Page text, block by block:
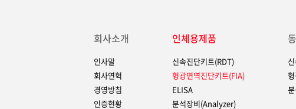
회사소개
인사말
회사연혁
경영방침
인증현황
인체용제품
신속진단키트(RDT)
형광면역진단키트(FIA)
ELISA
분석장비(Analyzer)